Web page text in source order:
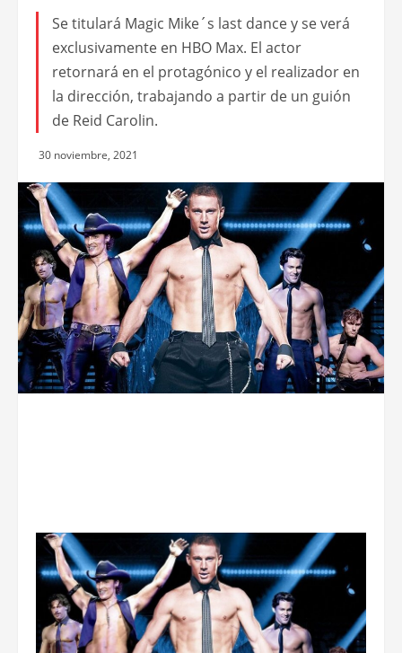
Se titulará Magic Mike´s last dance y se verá
exclusivamente en HBO Max. El actor
retornará en el protagónico y el realizador en
la dirección, trabajando a partir de un guión
de Reid Carolin.
30 noviembre, 2021